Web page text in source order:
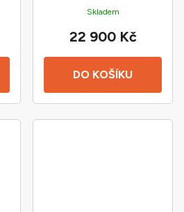
Skladem
DO KOŠÍKU
22 900 Kč